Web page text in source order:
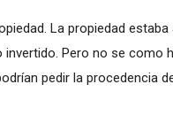
La propiedad
Pero no se como
pedir la procedencia